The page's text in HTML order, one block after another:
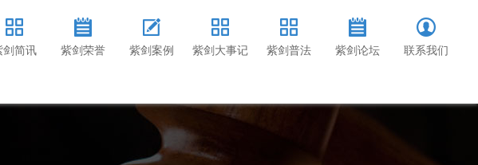
剑简讯 紫剑荣誉 紫剑案例 紫剑大事记 紫剑普法 紫剑论坛 联系我们